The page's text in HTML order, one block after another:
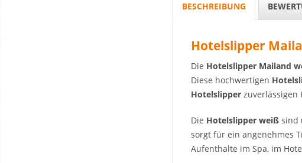
BESCHREIBUNG
Hotelslipper
Die Hotelslipper Mailand
Diese hochwertigen
Hotelslipper zuverlässigen
Die Hotelslipper weiß sind
sorgt für ein angenehmes
Aufenthalte im Spa, im